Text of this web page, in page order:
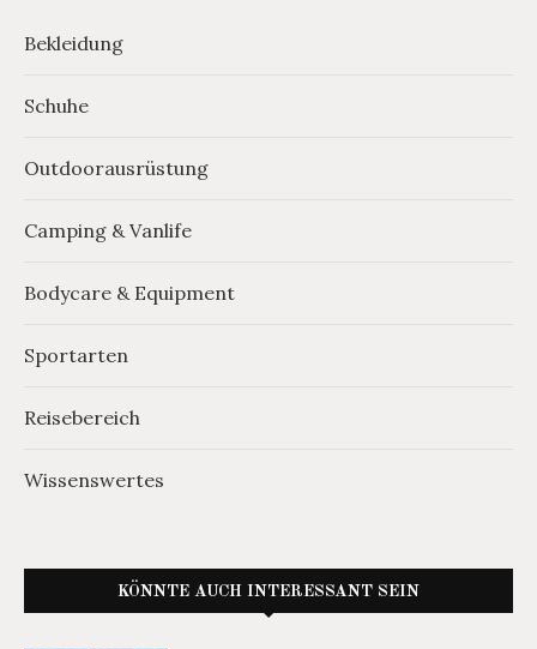
Bekleidung
Schuhe
Outdoorausrüstung
Camping & Vanlife
Bodycare & Equipment
Sportarten
Reisebereich
Wissenswertes
KÖNNTE AUCH INTERESSANT SEIN